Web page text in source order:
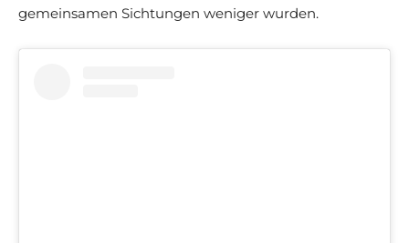
gemeinsamen Sichtungen weniger wurden.